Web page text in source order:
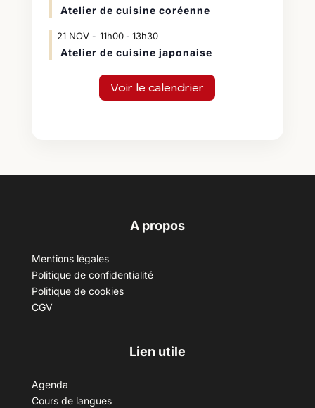
Atelier de cuisine coréenne
21 NOV 11h00- 13h30
Atelier de cuisine japonaise
Voir le calendrier
A propos
Mentions légales
Politique de confidentialité
Politique de cookies
CGV
Lien utile
Agenda
Cours de langues